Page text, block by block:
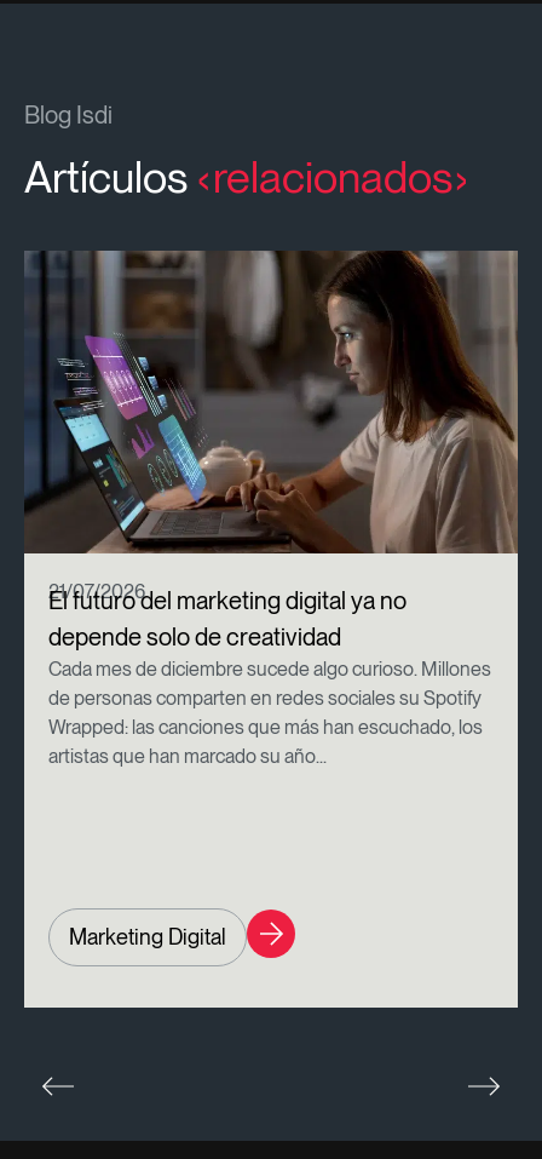
Blog Isdi
Artículos relacionados
21/07/2026
El futuro del marketing digital ya no
depende solo de creatividad
Cada mes de diciembre sucede algo curioso. Millones
de personas comparten en redes sociales su Spotify
Wrapped: las canciones que más han escuchado, los
artistas que han marcado su año...
Marketing Digital